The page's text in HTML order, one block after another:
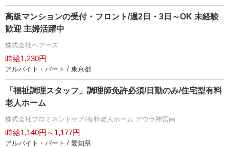
高級マンションの受付・フロント/週2日・3日～OK 未経験
歓迎 主婦活躍中
株式会社ベアーズ
時給1,230円
アルバイト・パート / 東京都
「福祉調理スタッフ」調理師免許必須/日勤のみ/住宅型有料
老人ホーム
株式会社プロミネントケア/有料老人ホーム アウラ神宮南
時給1,140円～1,177円
アルバイト・パート / 愛知県